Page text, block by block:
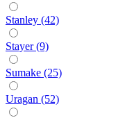
Stanley (42)
Stayer (9)
Sumake (25)
Uragan (52)